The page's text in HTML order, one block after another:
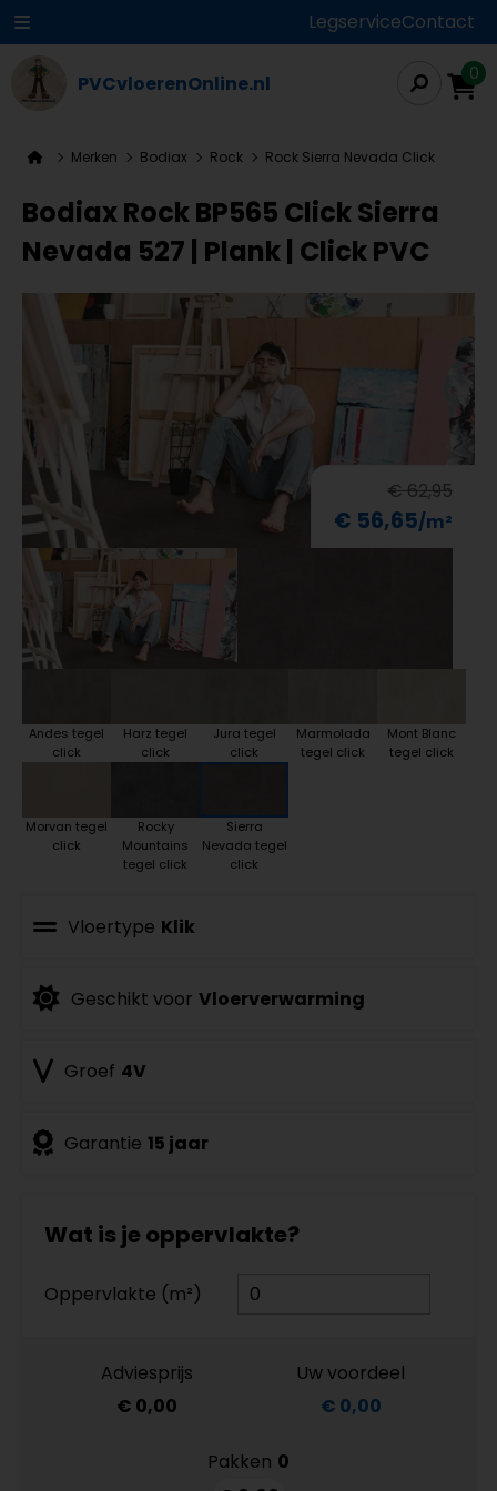
LegserviceContact
PVCvloerenOnline.nl 0
Merken Bodiax Rock Rock Sierra Nevada Click
Bodiax Rock BP565 Click Sierra
Nevada 527 | Plank | Click PVC
€ 62,95
€ 56,65
Andes tegel
click
Harz tegel
click
Jura tegel
click
Marmolada
tegel click
Mont Blanc
tegel click
Morvan tegel
click
Rocky
Mountains
tegel click
Sierra
Nevada tegel
click
Vloertype Klik
Geschikt voor Vloerverwarming
Groef 4V
Garantie 15 jaar
Wat is je oppervlakte?
Oppervlakte (m²)
Adviesprijs
€ 0,00
Uw voordeel
€ 0,00
Pakken 0